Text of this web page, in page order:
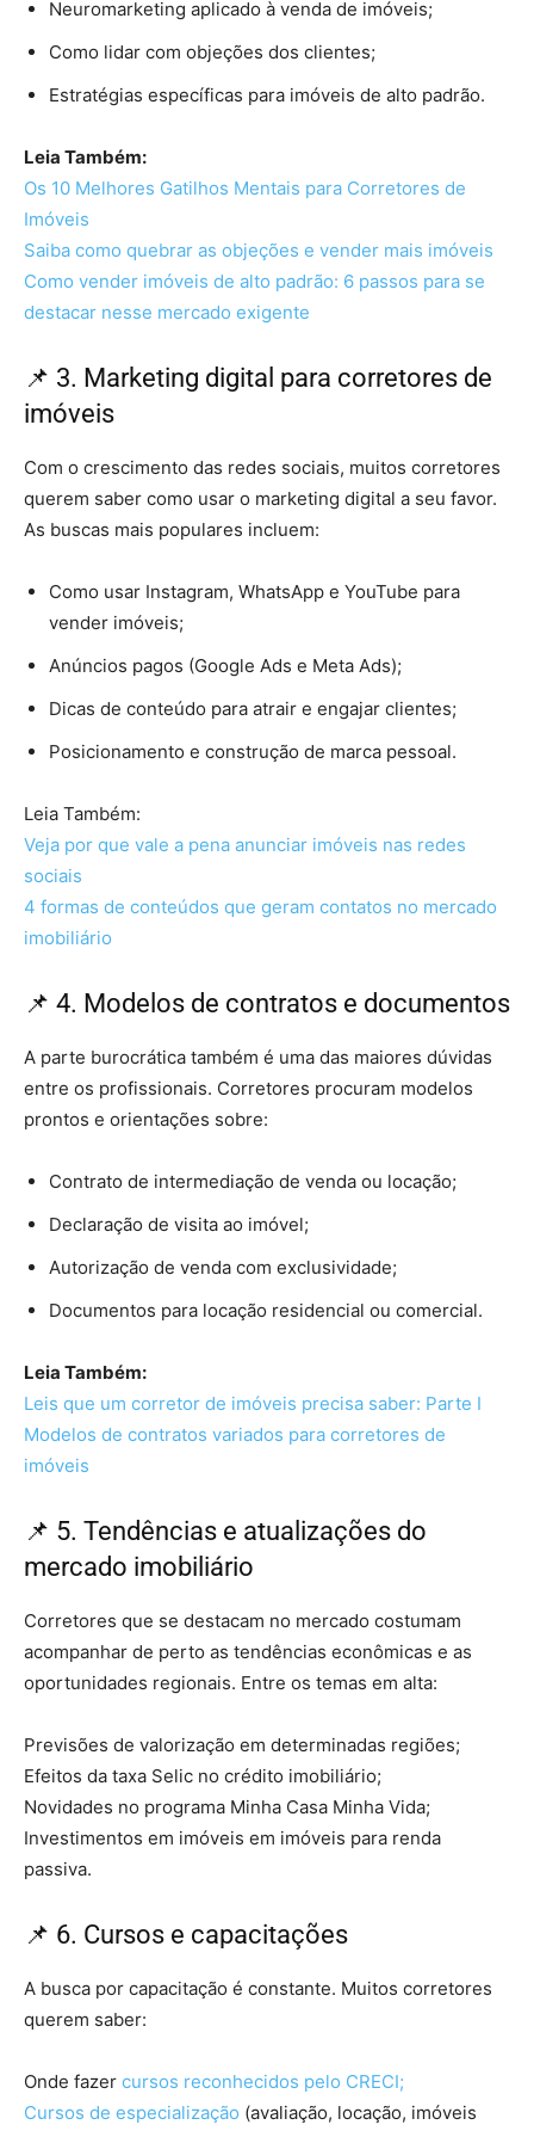
Neuromarketing aplicado à venda de imóveis;
Como lidar com objeções dos clientes;
Estratégias específicas para imóveis de alto padrão.
Leia Também:
Os 10 Melhores Gatilhos Mentais para Corretores de
Imóveis
Saiba como quebrar as objeções e vender mais imóveis
Como vender imóveis de alto padrão: 6 passos para se
destacar nesse mercado exigente
📌 3. Marketing digital para corretores de
imóveis
Com o crescimento das redes sociais, muitos corretores
querem saber como usar o marketing digital a seu favor.
As buscas mais populares incluem:
Como usar Instagram, WhatsApp e YouTube para
vender imóveis;
Anúncios pagos (Google Ads e Meta Ads);
Dicas de conteúdo para atrair e engajar clientes;
Posicionamento e construção de marca pessoal.
Leia Também:
Veja por que vale a pena anunciar imóveis nas redes
sociais
4 formas de conteúdos que geram contatos no mercado
imobiliário
📌 4. Modelos de contratos e documentos
A parte burocrática também é uma das maiores dúvidas
entre os profissionais. Corretores procuram modelos
prontos e orientações sobre:
Contrato de intermediação de venda ou locação;
Declaração de visita ao imóvel;
Autorização de venda com exclusividade;
Documentos para locação residencial ou comercial.
Leia Também:
Leis que um corretor de imóveis precisa saber: Parte I
Modelos de contratos variados para corretores de
imóveis
📌 5. Tendências e atualizações do
mercado imobiliário
Corretores que se destacam no mercado costumam
acompanhar de perto as tendências econômicas e as
oportunidades regionais. Entre os temas em alta:
Previsões de valorização em determinadas regiões;
Efeitos da taxa Selic no crédito imobiliário;
Novidades no programa Minha Casa Minha Vida;
Investimentos em imóveis em imóveis para renda
passiva.
📌 6. Cursos e capacitações
A busca por capacitação é constante. Muitos corretores
querem saber:
Onde fazer cursos reconhecidos pelo CRECI;
Cursos de especialização (avaliação, locação, imóveis